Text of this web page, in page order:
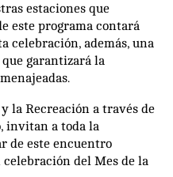
estaciones que
este programa contará
celebración, además, una
garantizará la
la Recreación a través de
invitan a toda la
de este encuentro
del Mes de la